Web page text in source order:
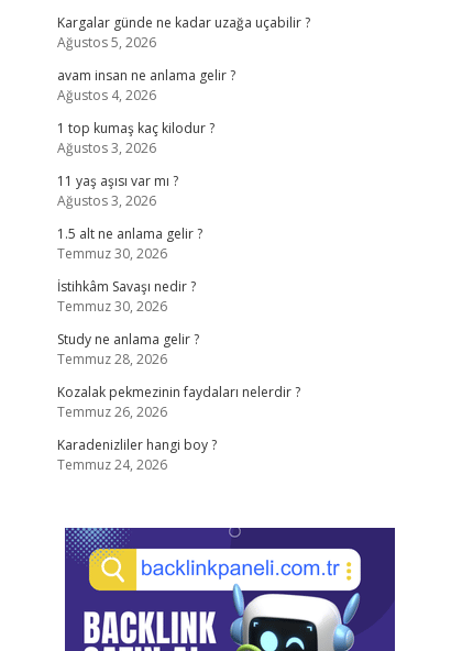
Kargalar günde ne kadar uzağa uçabilir ?
Ağustos 5, 2026
avam insan ne anlama gelir ?
Ağustos 4, 2026
1 top kumaş kaç kilodur ?
Ağustos 3, 2026
11 yaş aşısı var mı ?
Ağustos 3, 2026
1.5 alt ne anlama gelir ?
Temmuz 30, 2026
İstihkâm Savaşı nedir ?
Temmuz 30, 2026
Study ne anlama gelir ?
Temmuz 28, 2026
Kozalak pekmezinin faydaları nelerdir ?
Temmuz 26, 2026
Karadenizliler hangi boy ?
Temmuz 24, 2026